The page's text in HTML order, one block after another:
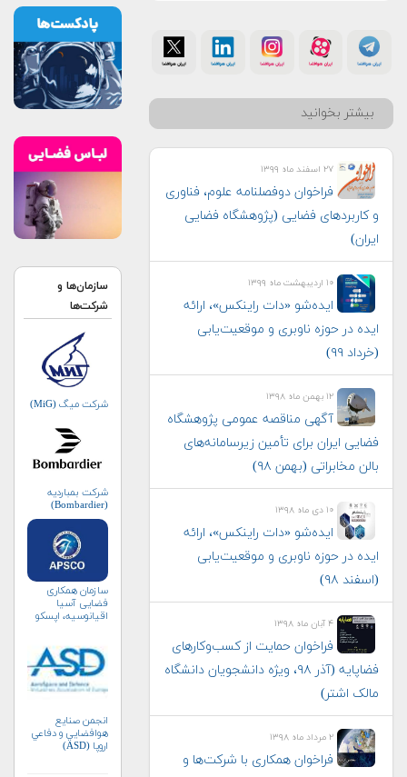
بیشتر بخوانید
۲۷ اسفند ماه ۱۳۹۹
فراخوان دوفصلنامه علوم، فناوری
و کاربردهای فضایی (پژوهشگاه فضایی
ایران)
۱۰ اردیبهشت ماه ۱۳۹۹
ایده‌شو «دات راینکس»، ارائه
ایده در حوزه ناوبری و موقعیت‌یابی
(خرداد ۹۹)
۱۲ بهمن ماه ۱۳۹۸
آگهی مناقصه عمومی پژوهشگاه
فضایی ایران برای تأمین زیرسامانه‌های
بالن مخابراتی (بهمن ۹۸)
۱۰ دی ماه ۱۳۹۸
ایده‌شو «دات راینکس»، ارائه
ایده در حوزه ناوبری و موقعیت‌یابی
(اسفند ۹۸)
۴ آبان ماه ۱۳۹۸
فراخوان حمایت از کسب‌وکارهای
فضاپایه (آذر ۹۸، ویژه دانشجویان دانشگاه
مالک اشتر)
۲ مرداد ماه ۱۳۹۸
فراخوان همکاری با شرکت‌ها و
سازمان‌ها و
شرکت‌ها
شرکت میگ (MiG)
شرکت بمباردیه
(Bombardier)
سازمان همکاری
فضایی آسیا
اقیانوسیه، اپسکو
انجمن صنايع
هوافضايي و دفاعي
اروپا (ASD)